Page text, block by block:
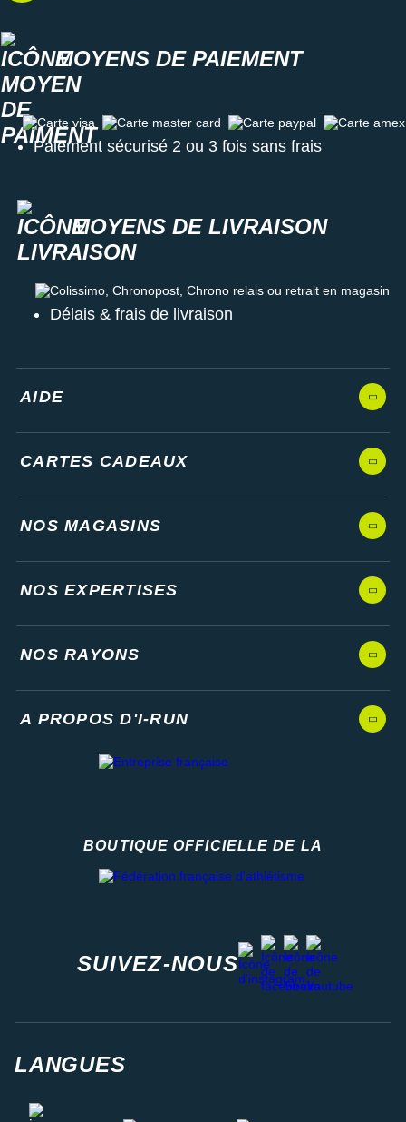
MOYENS DE PAIEMENT
Carte visa Carte master card Carte paypal Carte amex
Paiement sécurisé 2 ou 3 fois sans frais
MOYENS DE LIVRAISON
Colissimo, Chronopost, Chrono relais ou retrait en magasin
Délais & frais de livraison
AIDE
CARTES CADEAUX
NOS MAGASINS
NOS EXPERTISES
NOS RAYONS
A PROPOS D'I-RUN
BOUTIQUE OFFICIELLE DE LA
SUIVEZ-NOUS
instagram
facebook
stravayoutube
LANGUES